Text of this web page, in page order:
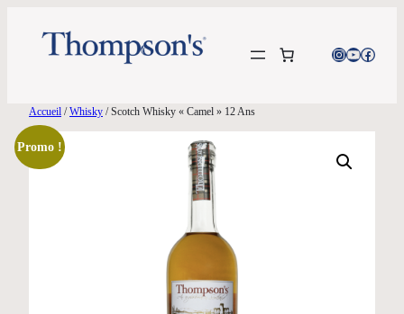
Instagram
YouTube
Accueil /Whisky / Scotch Whisky « Camel » 12 Ans
Promo !